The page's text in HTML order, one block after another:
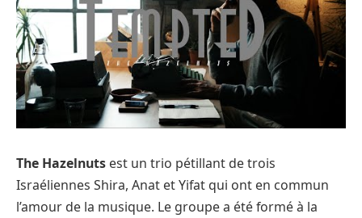
The Hazelnuts est un trio pétillant de trois
Israéliennes Shira, Anat et Yifat qui ont en commun
l’amour de la musique. Le groupe a été formé à la